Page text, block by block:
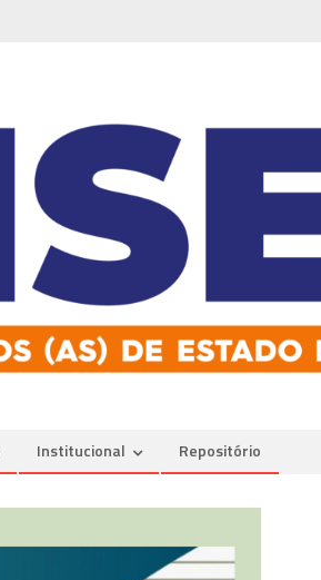
Institucional Repositório